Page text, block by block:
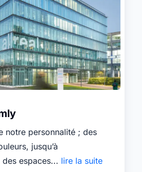
notre personnalité ; des
jusqu’à
des espaces... lire la suite